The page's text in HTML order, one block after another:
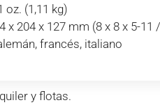
oz. (1,11 kg)
x 204 x 127 mm (8 x 8 x 5-11
francés, italiano
y flotas.